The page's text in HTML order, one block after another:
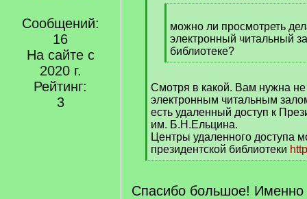
Сообщений:
16
На сайте с
2020 г.
Рейтинг:
3
q
]
можно ли просмотреть
электронный читальный
библиотеке?
[
q
]
Смотря в какой. Вам нужна
электронным читальным
есть удаленный доступ к
им. Б.Н.Ельцина.
Центры удаленного доступа
президентской библиотеки
[
q
Спасибо большое! Именно